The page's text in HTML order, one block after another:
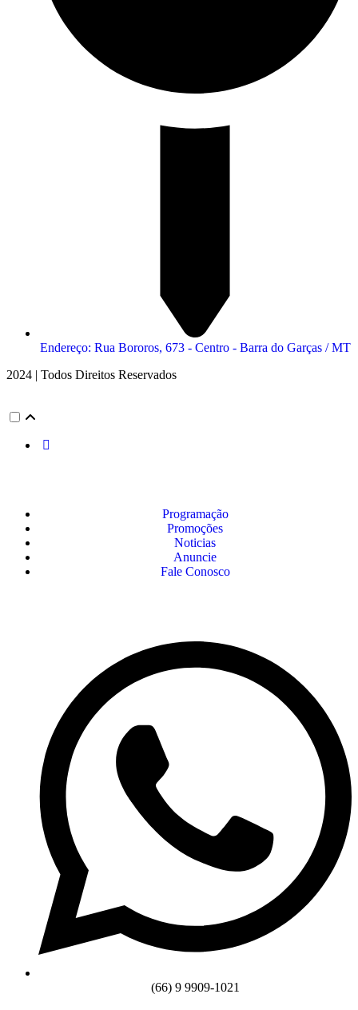
Endereço: Rua Bororos, 673 - Centro - Barra do Garças / MT
2024 | Todos Direitos Reservados
Programação
Promoções
Noticias
Anuncie
Fale Conosco
(66) 9 9909-1021